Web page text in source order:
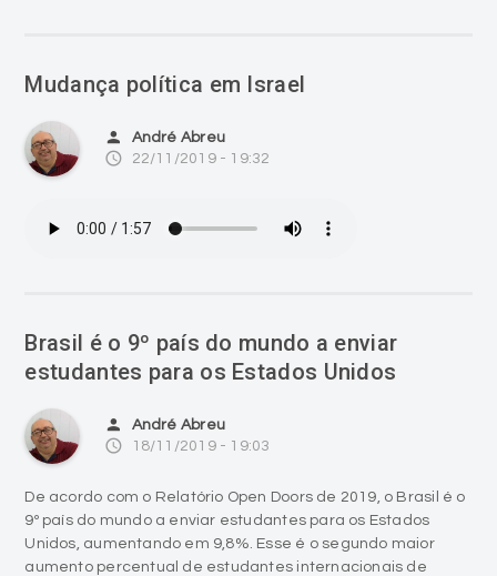
Mudança política em Israel
person André Abreu
access_time 22/11/2019 - 19:32
Brasil é o 9º país do mundo a enviar
estudantes para os Estados Unidos
person André Abreu
access_time 18/11/2019 - 19:03
De acordo com o Relatório Open Doors de 2019, o Brasil é o
9º país do mundo a enviar estudantes para os Estados
Unidos, aumentando em 9,8%. Esse é o segundo maior
aumento percentual de estudantes internacionais de